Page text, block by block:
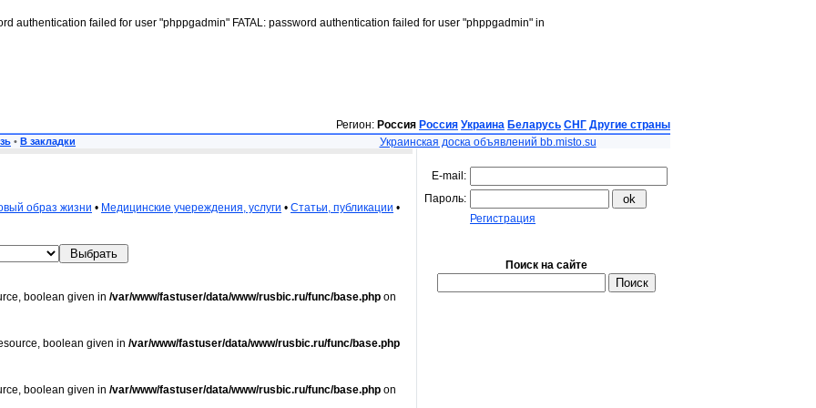
authentication failed for user "phppgadmin" FATAL: password authentication failed for user "phppgadmin" in
Регион: Россия Россия Украина Беларусь СНГ Другие страны
• В закладки Украинская доска объявлений bb.misto.su
образ жизни • Медицинские учереждения, услуги • Статьи, публикации •
boolean given in /var/www/fastuser/data/www/rusbic.ru/func/base.php on
boolean given in /var/www/fastuser/data/www/rusbic.ru/func/base.php
boolean given in /var/www/fastuser/data/www/rusbic.ru/func/base.php on
E-mail:
Пароль:
Регистрация
Поиск на сайте